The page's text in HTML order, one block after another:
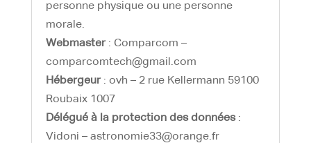
personne physique ou une personne
morale.
Webmaster: Comparcom –
comparcomtech@gmail.com
Hébergeur: ovh – 2 rue Kellermann 59100
Roubaix 1007
Délégué à la protection des données:
Vidoni – astronomie33@orange.fr